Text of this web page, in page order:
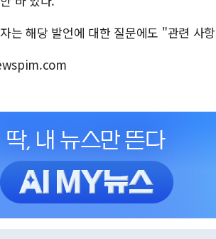
는 해당 발언에 대한 질문에도 "관련 사